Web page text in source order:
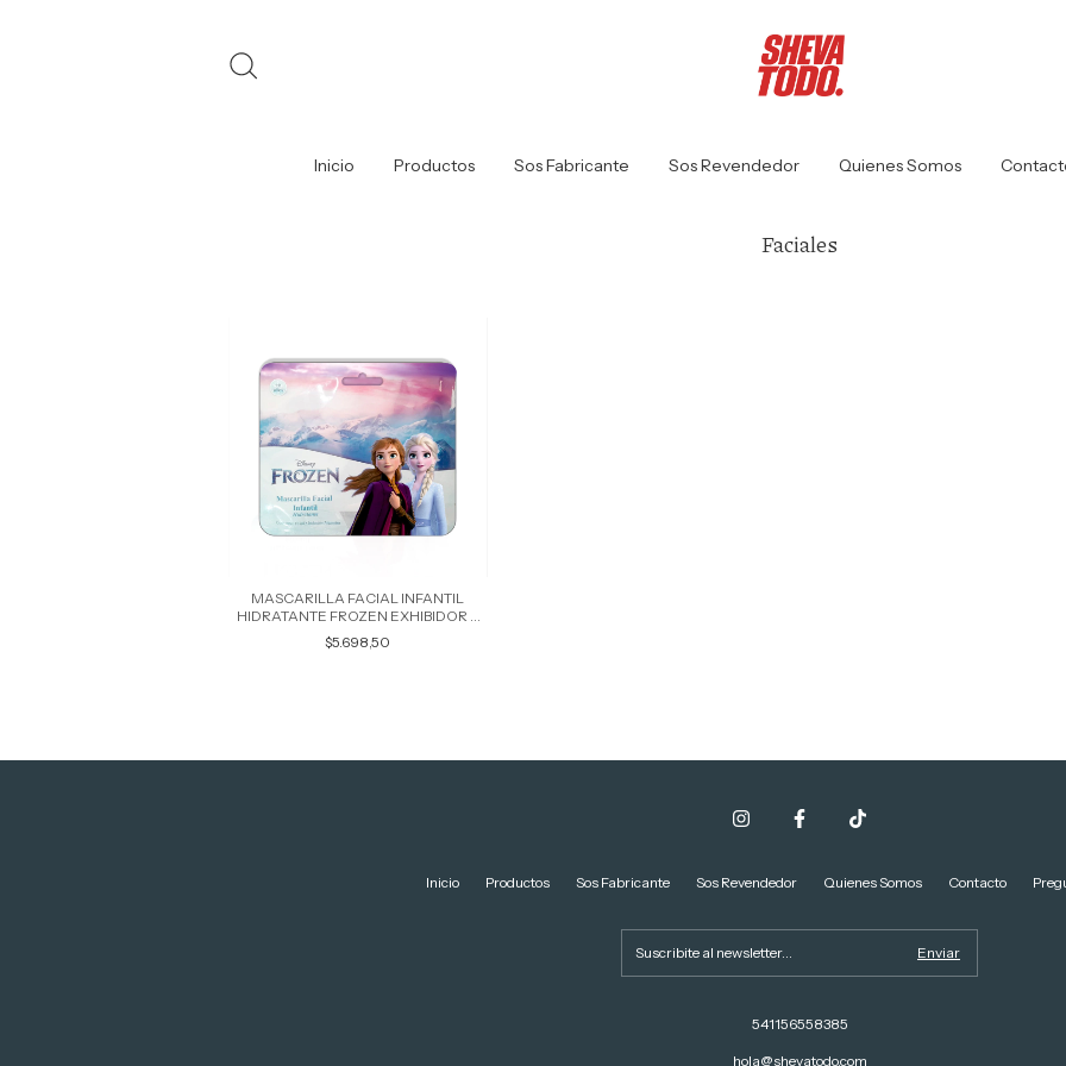
Inicio Productos Sos Fabricante Sos Revendedor Quienes Somos
Faciales
MASCARILLA FACIAL INFANTIL
HIDRATANTE FROZEN EXHIBIDOR X
20 UNIDADES 47672
$5.698,50
Inicio Productos Sos Fabricante Sos Revendedor Quienes Somos Contacto
541156558385
hola@shevatodo.com